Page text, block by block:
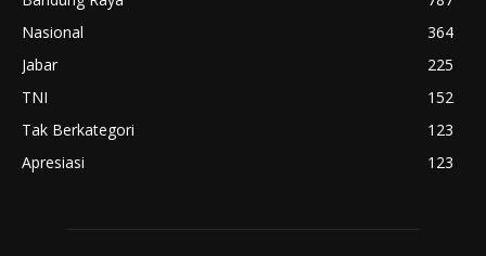
Nasional
364
Jabar
225
TNI
152
Tak Berkategori
123
Apresiasi
123